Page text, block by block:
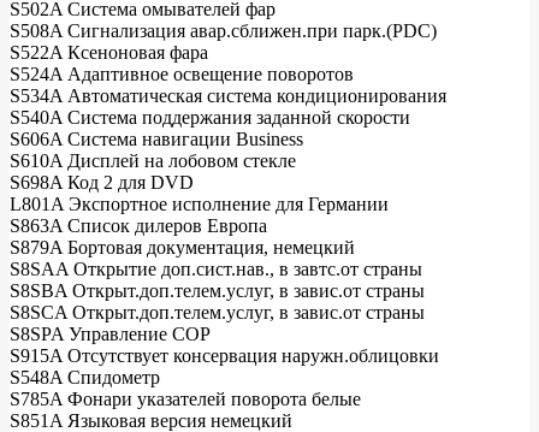
S502A Система омывателей фар
S508A Сигнализация авар.сближен.при парк.(PDC)
S522A Ксеноновая фара
S524A Адаптивное освещение поворотов
S534A Автоматическая система кондиционирования
S540A Система поддержания заданной скорости
S606A Система навигации Business
S610A Дисплей на лобовом стекле
S698A Код 2 для DVD
L801A Экспортное исполнение для Германии
S863A Список дилеров Европа
S879A Бортовая документация, немецкий
S8SAA Открытие доп.сист.нав., в завтс.от страны
S8SBA Открыт.доп.телем.услуг, в завис.от страны
S8SCA Открыт.доп.телем.услуг, в завис.от страны
S8SPA Управление COP
S915A Отсутствует консервация наружн.облицовки
S548A Спидометр
S785A Фонари указателей поворота белые
S851A Языковая версия немецкий